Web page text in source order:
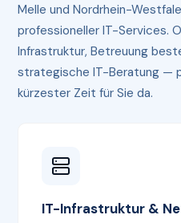
Melle und Nordrhein-
professioneller IT-Services.
Infrastruktur, Betreuung
strategische IT-Beratung —
kürzester Zeit für Sie da.
IT-Infrastruktur &